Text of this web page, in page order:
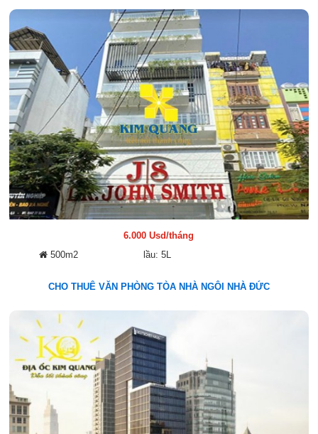
6.000 Usd/tháng
500m2
lầu: 5L
CHO THUÊ VĂN PHÒNG TÒA NHÀ NGÔI NHÀ ĐỨC